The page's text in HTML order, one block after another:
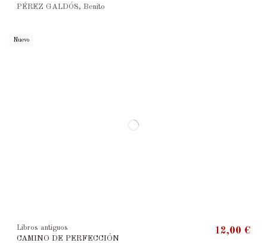
PÉREZ GALDÓS, Benito
Nuevo
Libros antiguos
CAMINO DE PERFECCIÓN
12,00 €